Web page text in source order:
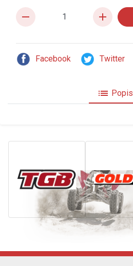
remove add
Facebook Twitter
list Popis